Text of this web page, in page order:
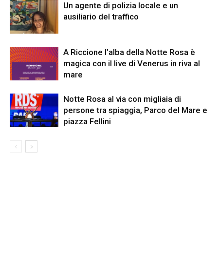
Un agente di polizia locale e un
ausiliario del traffico
A Riccione l’alba della Notte Rosa è
magica con il live di Venerus in riva al
mare
Notte Rosa al via con migliaia di
persone tra spiaggia, Parco del Mare e
piazza Fellini